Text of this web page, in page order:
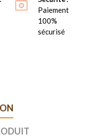
Paiement
100%
sécurisé